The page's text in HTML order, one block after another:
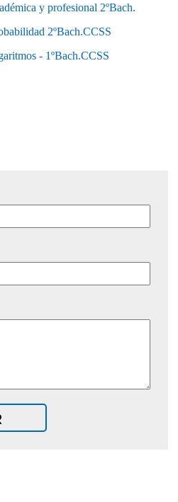
y profesional 2ºBach.
2ºBach.CCSS
- 1ºBach.CCSS